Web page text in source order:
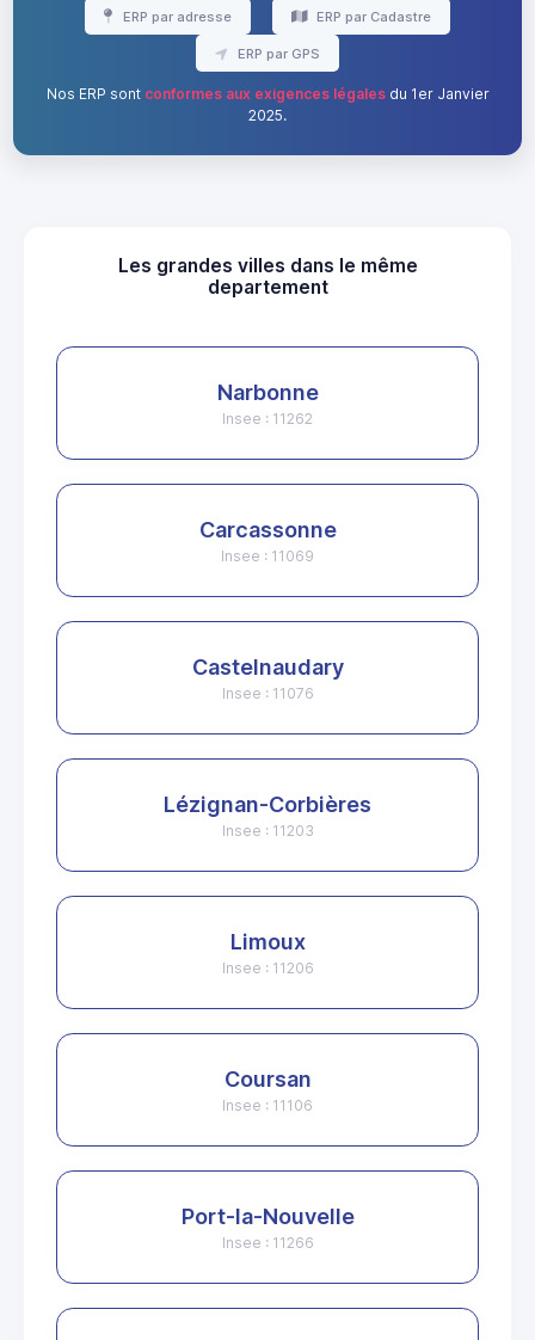
ERP par adresse ERP par Cadastre
ERP par GPS
Nos ERP sont conformes aux exigences légalesdu 1er Janvier
2025.
Les grandes villes dans le même
departement
Narbonne
Insee : 11262
Carcassonne
Insee : 11069
Castelnaudary
Insee : 11076
Lézignan-Corbières
Insee : 11203
Limoux
Insee : 11206
Coursan
Insee : 11106
Port-la-Nouvelle
Insee : 11266